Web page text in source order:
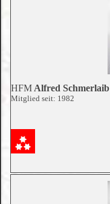
HFM Alfred Schmerlaib
Mitglied seit: 1982